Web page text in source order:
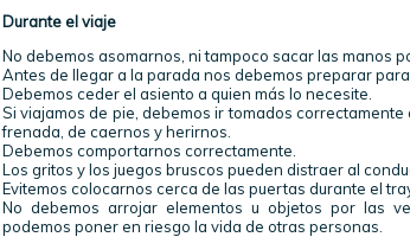
Durante el viaje
No debemos asomarnos, ni tampoco sacar las manos
Antes de llegar a la parada nos debemos preparar
Debemos ceder el asiento a quien más lo necesite.
Si viajamos de pie, debemos ir tomados
frenada, de caernos y herirnos.
Debemos comportarnos correctamente.
Los gritos y los juegos bruscos pueden distraer al
Evitemos colocarnos cerca de las puertas durante el
No debemos arrojar elementos u objetos por las
podemos poner en riesgo la vida de otras personas.